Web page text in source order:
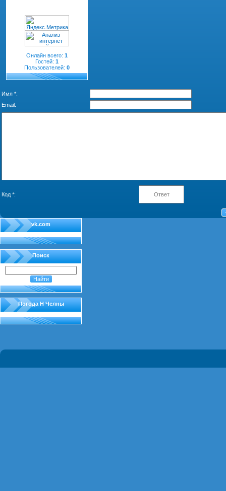
Онлайн всего: 1
Гостей: 1
Пользователей: 0
Имя *:
Email:
Код *:
vk.com
Поиск
Погода Н Челны